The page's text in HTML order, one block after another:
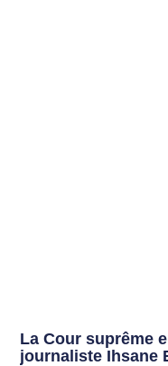
La Cour suprême
journaliste Ihsane